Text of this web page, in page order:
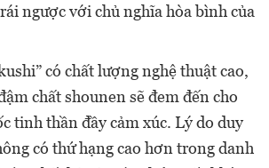
ngược với chủ nghĩa hòa bình của
có chất lượng nghệ thuật cao,
chất shounen sẽ đem đến cho
tinh thần đầy cảm xúc. Lý do duy
có thứ hạng cao hơn trong danh